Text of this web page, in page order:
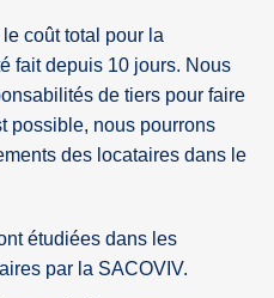
coût total pour la
fait depuis 10 jours. Nous
de tiers pour faire
possible, nous pourrons
des locataires dans le
étudiées dans les
par la SACOVIV.